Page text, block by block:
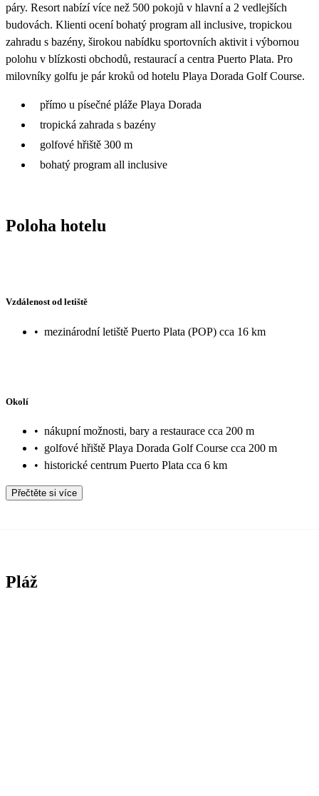
páry. Resort nabízí více než 500 pokojů v hlavní a 2 vedlejších
budovách. Klienti ocení bohatý program all inclusive, tropickou
zahradu s bazény, širokou nabídku sportovních aktivit i výbornou
polohu v blízkosti obchodů, restaurací a centra Puerto Plata. Pro
milovníky golfu je pár kroků od hotelu Playa Dorada Golf Course.
přímo u písečné pláže Playa Dorada
tropická zahrada s bazény
golfové hřiště 300 m
bohatý program all inclusive
Poloha hotelu
Vzdálenost od letiště
• mezinárodní letiště Puerto Plata (POP) cca 16 km
Okolí
• nákupní možnosti, bary a restaurace cca 200 m
• golfové hřiště Playa Dorada Golf Course cca 200 m
• historické centrum Puerto Plata cca 6 km
Přečtěte si více
Pláž